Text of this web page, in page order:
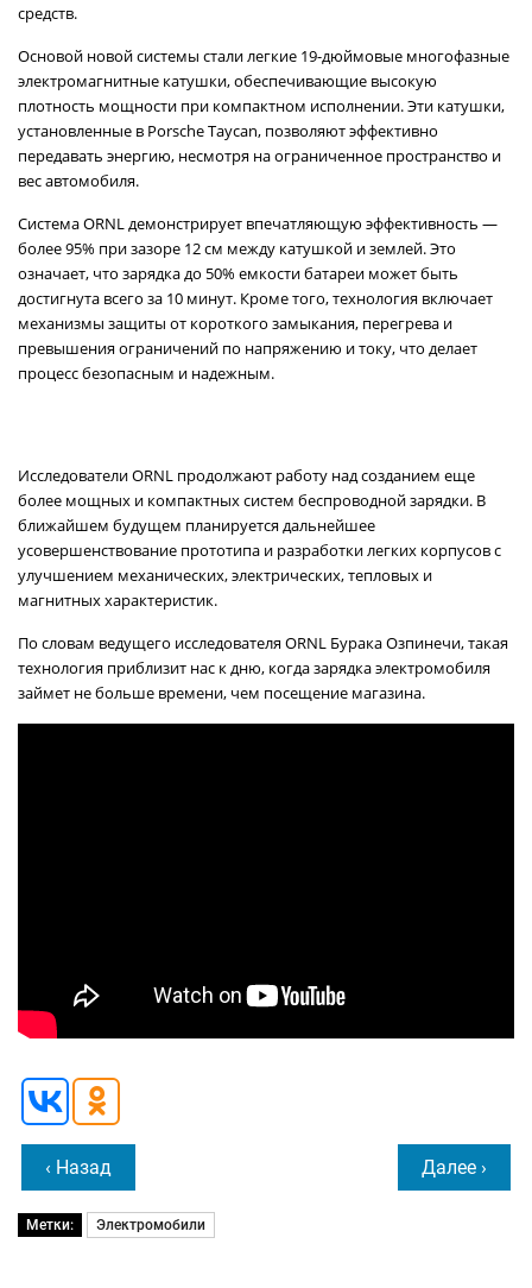
средств.
Основой новой системы стали легкие 19-дюймовые многофазные
электромагнитные катушки, обеспечивающие высокую
плотность мощности при компактном исполнении. Эти катушки,
установленные в Porsche Taycan, позволяют эффективно
передавать энергию, несмотря на ограниченное пространство и
вес автомобиля.
Система ORNL демонстрирует впечатляющую эффективность —
более 95% при зазоре 12 см между катушкой и землей. Это
означает, что зарядка до 50% емкости батареи может быть
достигнута всего за 10 минут. Кроме того, технология включает
механизмы защиты от короткого замыкания, перегрева и
превышения ограничений по напряжению и току, что делает
процесс безопасным и надежным.
Исследователи ORNL продолжают работу над созданием еще
более мощных и компактных систем беспроводной зарядки. В
ближайшем будущем планируется дальнейшее
усовершенствование прототипа и разработки легких корпусов с
улучшением механических, электрических, тепловых и
магнитных характеристик.
По словам ведущего исследователя ORNL Бурака Озпинечи, такая
технология приблизит нас к дню, когда зарядка электромобиля
займет не больше времени, чем посещение магазина.
‹ Назад Далее ›
Метки: Электромобили